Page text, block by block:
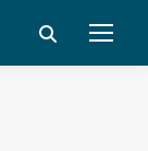
Search: